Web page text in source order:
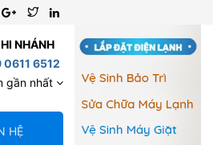
NHÁNH
0611 6512
gần nhất
HỆ